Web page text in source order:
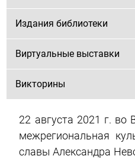
Издания библиотеки
Виртуальные выставки
Викторины
22 августа 2021 г. во
межрегиональная
славы Александра